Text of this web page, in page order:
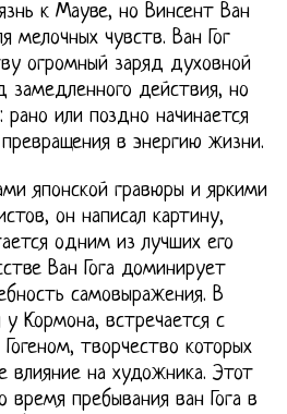
к Мауве, но Винсент Ван
мелочных чувств. Ван Гог
огромный заряд духовной
замедленного действия, но
или поздно начинается
в энергию жизни.
японской гравюры и яркими
он написал картину,
одним из лучших его
Ван Гога доминирует
самовыражения. В
у Кормона, встречается с
творчество которых
влияние на художника. Этот
время пребывания ван Гога в